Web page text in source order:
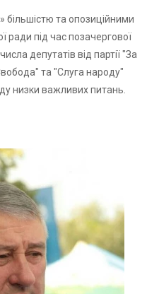
більшістю та опозиційними
ради під час позачергової
депутатів від партії "За
та "Слуга народу"
низки важливих питань.